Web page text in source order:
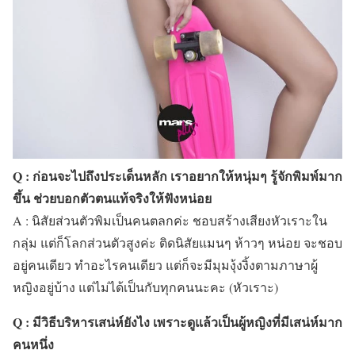
Q : ก่อนจะไปถึงประเด็นหลัก เราอยากให้หนุ่มๆ รู้จักพิมพ์มาก
ขึ้น ช่วยบอกตัวตนแท้จริงให้ฟังหน่อย
A : นิสัยส่วนตัวพิมเป็นคนตลกค่ะ ชอบสร้างเสียงหัวเราะใน
กลุ่ม แต่ก็โลกส่วนตัวสูงค่ะ ติดนิสัยแมนๆ ห้าวๆ หน่อย จะชอบ
อยู่คนเดียว ทำอะไรคนเดียว แต่ก็จะมีมุมงุ้งงิ้งตามภาษาผู้
หญิงอยู่บ้าง แต่ไม่ได้เป็นกับทุกคนนะคะ (หัวเราะ)
Q : มีวิธีบริหารเสน่ห์ยังไง เพราะดูแล้วเป็นผู้หญิงที่มีเสน่ห์มาก
คนหนึ่ง